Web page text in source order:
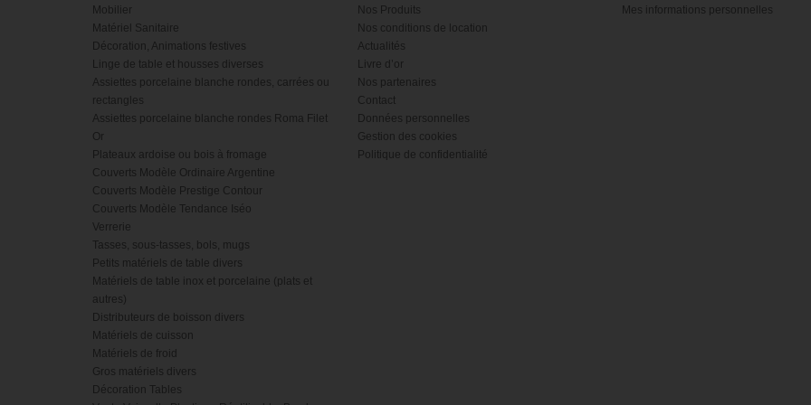
Mobilier
Matériel Sanitaire
Décoration, Animations festives
Linge de table et housses diverses
Assiettes porcelaine blanche rondes, carrées ou
rectangles
Assiettes porcelaine blanche rondes Roma Filet
Or
Plateaux ardoise ou bois à fromage
Couverts Modèle Ordinaire Argentine
Couverts Modèle Prestige Contour
Couverts Modèle Tendance Iséo
Verrerie
Tasses, sous-tasses, bols, mugs
Petits matériels de table divers
Matériels de table inox et porcelaine (plats et
autres)
Distributeurs de boisson divers
Matériels de cuisson
Matériels de froid
Gros matériels divers
Décoration Tables
Nos Produits
Nos conditions de location
Actualités
Livre d’or
Nos partenaires
Contact
Données personnelles
Gestion des cookies
Politique de confidentialité
Mes informations personnelles